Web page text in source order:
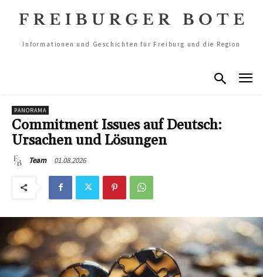
Informationen und Geschichten für Freiburg und die Region
PANORAMA
Commitment Issues auf Deutsch:
Ursachen und Lösungen
Team 01.08.2026